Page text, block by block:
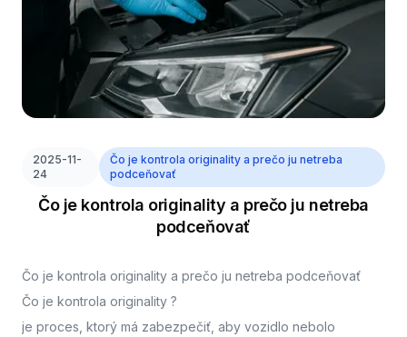
2025-11-
24
Čo je kontrola originality a prečo ju netreba
podceňovať
Čo je kontrola originality a prečo ju netreba
podceňovať
Čo je kontrola originality a prečo ju netreba podceňovať
Čo je kontrola originality ?
je proces, ktorý má zabezpečiť, aby vozidlo nebolo